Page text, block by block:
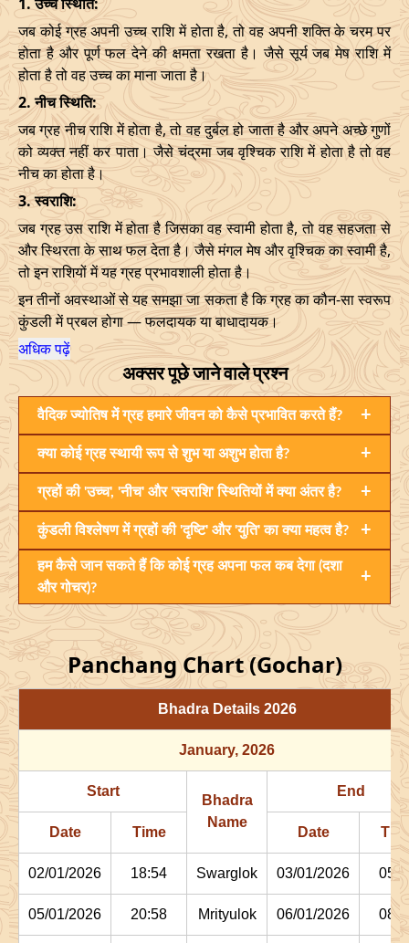
जब कोई ग्रह अपनी उच्च राशि में होता है, तो वह अपनी शक्ति के चरम पर
होता है और पूर्ण फल देने की क्षमता रखता है। जैसे सूर्य जब मेष राशि में
होता है तो वह उच्च का माना जाता है।
2. नीच स्थिति:
जब ग्रह नीच राशि में होता है, तो वह दुर्बल हो जाता है और अपने अच्छे गुणों
को व्यक्त नहीं कर पाता। जैसे चंद्रमा जब वृश्चिक राशि में होता है तो वह
नीच का होता है।
3. स्वराशि:
जब ग्रह उस राशि में होता है जिसका वह स्वामी होता है, तो वह सहजता से
और स्थिरता के साथ फल देता है। जैसे मंगल मेष और वृश्चिक का स्वामी है,
तो इन राशियों में यह ग्रह प्रभावशाली होता है।
इन तीनों अवस्थाओं से यह समझा जा सकता है कि ग्रह का कौन-सा स्वरूप
कुंडली में प्रबल होगा — फलदायक या बाधादायक।
अधिक पढ़ें
अक्सर पूछे जाने वाले प्रश्न
वैदिक ज्योतिष में ग्रह हमारे जीवन को कैसे प्रभावित करते हैं? +
क्या कोई ग्रह स्थायी रूप से शुभ या अशुभ होता है? +
ग्रहों की 'उच्च', 'नीच' और 'स्वराशि' स्थितियों में क्या अंतर है? +
कुंडली विश्लेषण में ग्रहों की 'दृष्टि' और 'युति' का क्या महत्व है? +
हम कैसे जान सकते हैं कि कोई ग्रह अपना फल कब देगा (दशा
और गोचर)?
+
Panchang Chart (Gochar)
Bhadra Details2026
January, 2026
Start
Bhadra
Name
End
Date Time Date
02/01/2026 18:54 Swarglok 03/01/2026
05/01/2026 20:58 Mrityulok 06/01/2026